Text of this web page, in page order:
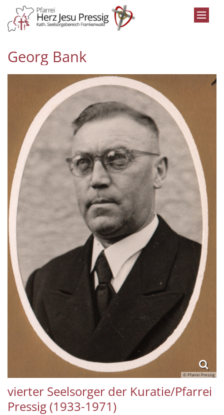
Zum Inhalt springen
Georg Bank
© Pfarrei Pressig
vierter Seelsorger der Kuratie/Pfarrei
Pressig (1933-1971)